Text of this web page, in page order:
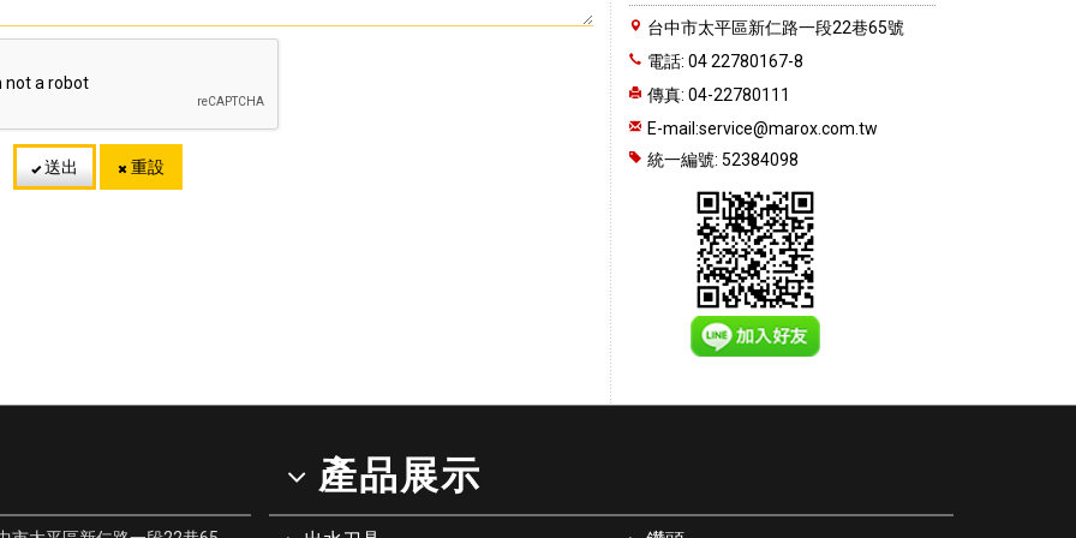
送出 重設
台中市太平區新仁路一段22巷65號
電話: 04 22780167-8
傳真: 04-22780111
E-mail:service@marox.com.tw
統一編號: 52384098
產品展示